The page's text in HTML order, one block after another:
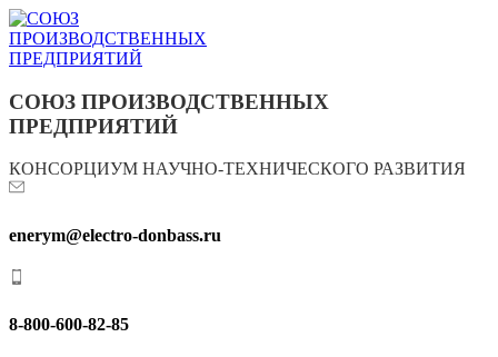
СОЮЗ ПРОИЗВОДСТВЕННЫХ
ПРЕДПРИЯТИЙ
КОНСОРЦИУМ НАУЧНО-ТЕХНИЧЕСКОГО РАЗВИТИЯ
enerym@electro-donbass.ru
8-800-600-82-85